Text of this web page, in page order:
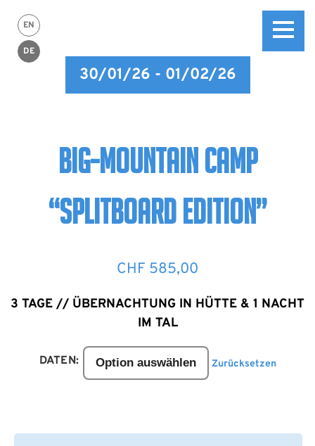
EN
DE
30/01/26 - 01/02/26
BIG-MOUNTAIN CAMP
“SPLITBOARD EDITION”
CHF 585,00
3 TAGE // ÜBERNACHTUNG IN HÜTTE & 1 NACHT
IM TAL
DATEN: Zurücksetzen